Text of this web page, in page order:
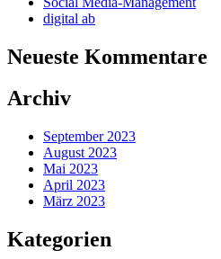
digital ab
Neueste Kommentare
Archiv
September 2023
August 2023
Mai 2023
April 2023
März 2023
Kategorien